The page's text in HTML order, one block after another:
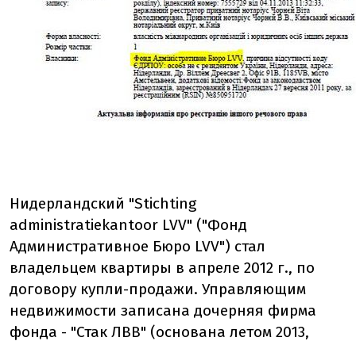
Нидерландский "Stichting
administratiekantoor LVV" ("Фонд
Административное Бюро LVV") стал
владельцем квартиры в апреле 2012 г., по
договору купли-продажи. Управляющим
недвижимости записана дочерняя фирма
фонда - "Стак ЛВВ" (основана летом 2013,